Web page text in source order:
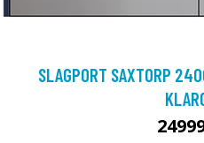
SLAGPORT SAXTORP